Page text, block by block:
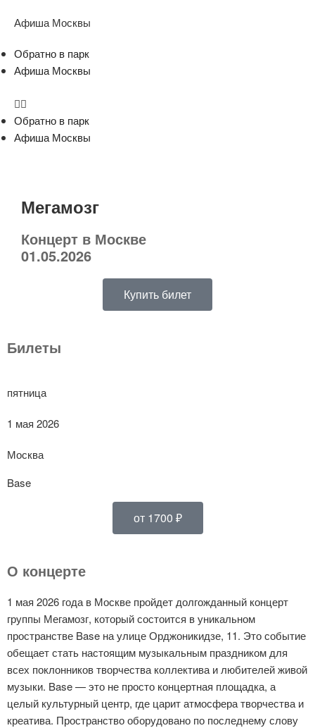
Афиша Москвы
Обратно в парк
Афиша Москвы
Обратно в парк
Афиша Москвы
Мегамозг
Концерт в Москве
01.05.2026
Купить билет
Билеты
пятница
1 мая 2026
Москва
Base
от 1700 ₽
О концерте
1 мая 2026 года в Москве пройдет долгожданный концерт
группы Мегамозг, который состоится в уникальном
пространстве Base на улице Орджоникидзе, 11. Это событие
обещает стать настоящим музыкальным праздником для
всех поклонников творчества коллектива и любителей живой
музыки. Base — это не просто концертная площадка, а
целый культурный центр, где царит атмосфера творчества и
креатива. Пространство оборудовано по последнему слову